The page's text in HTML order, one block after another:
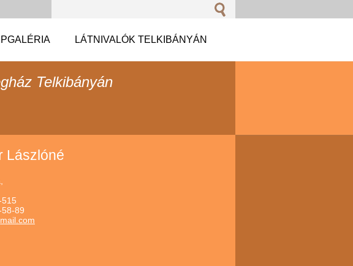
LÁTNIVALÓK TELKIBÁNYÁN
Telkibányán
Lászlóné
89
m